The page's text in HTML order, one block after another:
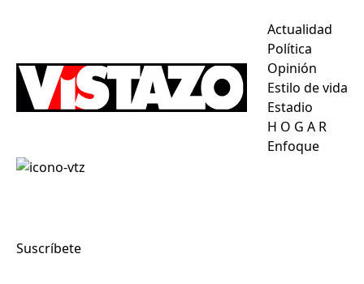
Actualidad
Política
Opinión
Estilo de vida
Estadio
H O G A R
Enfoque
Suscríbete